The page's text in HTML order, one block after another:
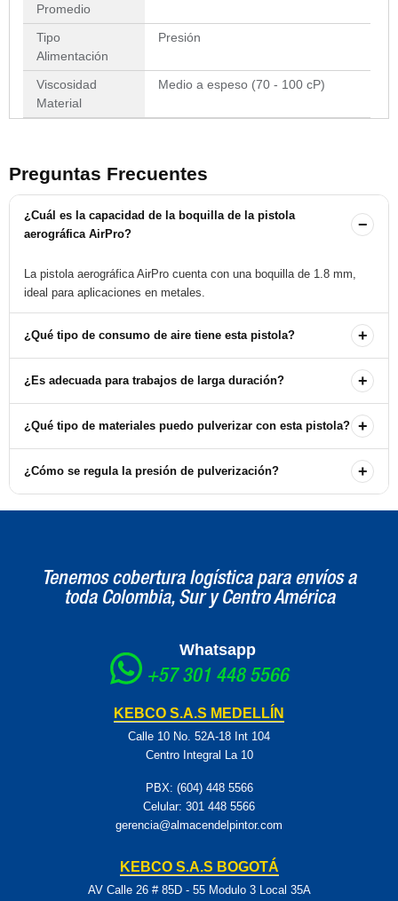
Promedio
Tipo
Alimentación
Presión
Viscosidad
Material
Medio a espeso (70 - 100 cP)
Preguntas Frecuentes
¿Cuál es la capacidad de la boquilla de la pistola
aerográfica AirPro?
−
La pistola aerográfica AirPro cuenta con una boquilla de 1.8 mm,
ideal para aplicaciones en metales.
¿Qué tipo de consumo de aire tiene esta pistola? +
El consumo de aire de la pistola es de 12.6 CFM a 36 PSI, lo que
¿Es adecuada para trabajos de larga duración? +
Sí, su diseño ergonómico y su peso ligero (410 gramos) permiten
¿Qué tipo de materiales puedo pulverizar con esta pistola? +
La pistola está diseñada para pulverizar materiales de viscosidad
¿Cómo se regula la presión de pulverización? +
La pistola cuenta con una válvula de regulación de presión de
Tenemos cobertura logística para envíos a
toda Colombia, Sur y Centro América
Whatsapp
+57 301 448 5566
KEBCO S.A.S MEDELLÍN
Calle 10 No. 52A-18 Int 104
Centro Integral La 10
PBX: (604) 448 5566
Celular: 301 448 5566
gerencia@almacendelpintor.com
KEBCO S.A.S BOGOTÁ
AV Calle 26 # 85D - 55 Modulo 3 Local 35A